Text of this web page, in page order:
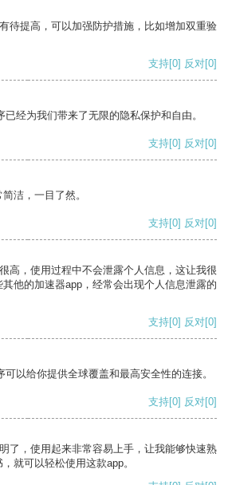
待提高，可以加强防护措施，比如增加双重验
支持[0] 反对[0]
经为我们带来了无限的隐私保护和自由。
支持[0] 反对[0]
洁，一目了然。
支持[0] 反对[0]
高，使用过程中不会泄露个人信息，这让我很
他的加速器app，经常会出现个人信息泄露的
支持[0] 反对[0]
以给你提供全球覆盖和最高安全性的连接。
支持[0] 反对[0]
了，使用起来非常容易上手，让我能够快速熟
就可以轻松使用这款app。